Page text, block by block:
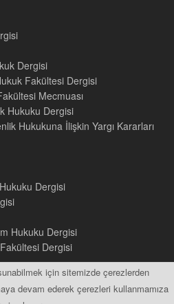
için sitemizde çerezlerden
devam ederek çerezleri kullanmamıza
Dergisi
Fakültesi Dergisi
Mecmuası
Hukuku Dergisi
Hukukuna İlişkin Yargı Kararları
Dergisi
Hukuku Dergisi
Dergisi